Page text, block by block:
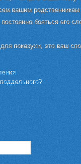
вашим
бояться его
показухи, это ваш